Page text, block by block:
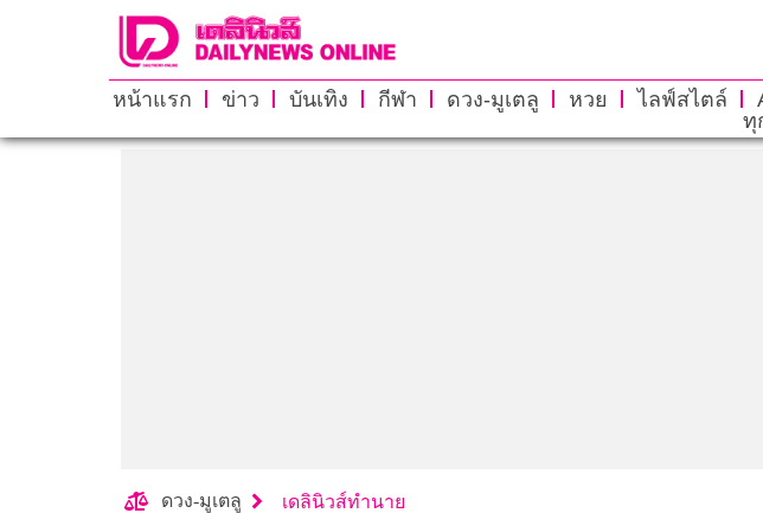
หน้าแรก ข่าว บันเทิง กีฬา ดวง-มูเตลู หวย ไลฟ์สไตล์
ทุ
ดวง-มูเตลู เดลินิวส์ทำนาย